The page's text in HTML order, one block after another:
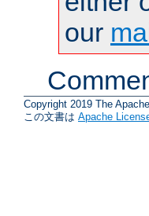
our
Copyright 2019 The
この文書は Apache